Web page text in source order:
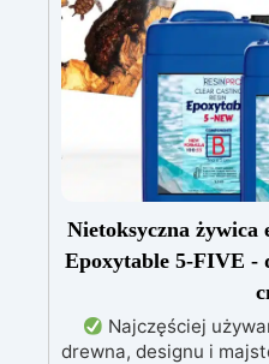
Nietoksyczna żywica
Epoxytable 5-FIVE -
Najczęściej
drewna, designu i